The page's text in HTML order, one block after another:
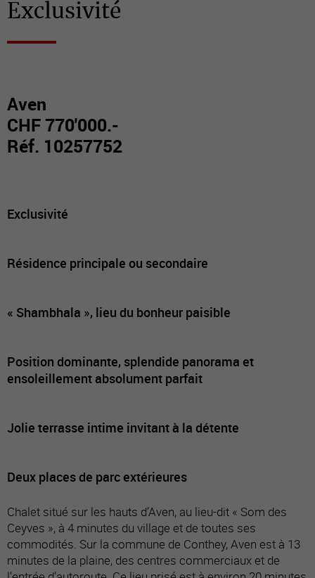
Exclusivité
Aven
CHF 770'000.-
Réf. 10257752
Exclusivité
Résidence principale ou secondaire
« Shambhala », lieu du bonheur paisible
Position dominante, splendide panorama et
ensoleillement absolument parfait
Jolie terrasse intime invitant à la détente
Deux places de parc extérieures
Chalet situé sur les hauts d’Aven, au lieu-dit « Som des
Ceyves », à 4 minutes du village et de toutes ses
commodités. Sur la commune de Conthey, Aven est à 13
minutes de la plaine, des centres commerciaux et de